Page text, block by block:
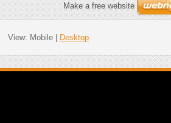
Make a free website
View: Mobile| Desktop